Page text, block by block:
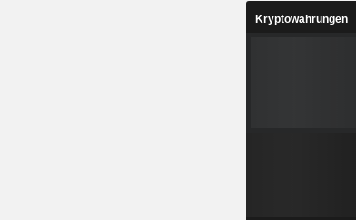
Kryptowährungen